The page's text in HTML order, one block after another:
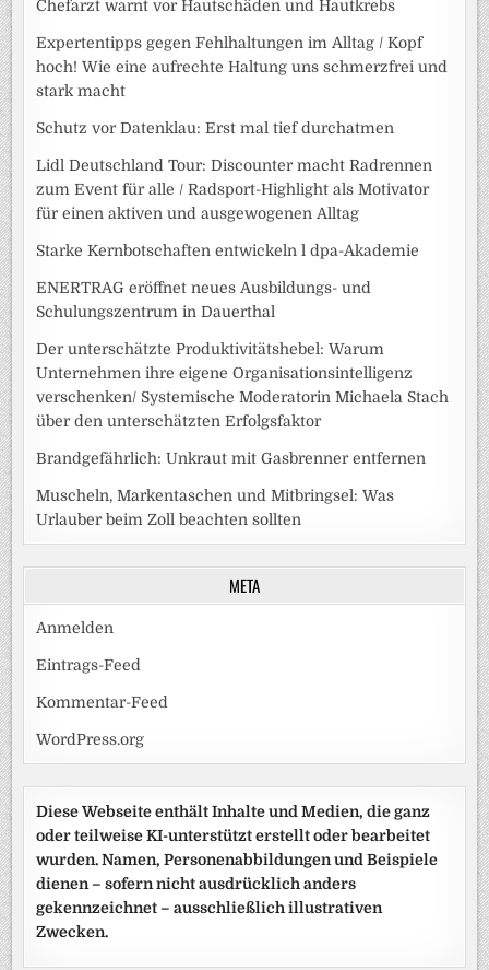
Chefarzt warnt vor Hautschäden und Hautkrebs
Expertentipps gegen Fehlhaltungen im Alltag / Kopf
hoch! Wie eine aufrechte Haltung uns schmerzfrei und
stark macht
Schutz vor Datenklau: Erst mal tief durchatmen
Lidl Deutschland Tour: Discounter macht Radrennen
zum Event für alle / Radsport-Highlight als Motivator
für einen aktiven und ausgewogenen Alltag
Starke Kernbotschaften entwickeln l dpa-Akademie
ENERTRAG eröffnet neues Ausbildungs- und
Schulungszentrum in Dauerthal
Der unterschätzte Produktivitätshebel: Warum
Unternehmen ihre eigene Organisationsintelligenz
verschenken/ Systemische Moderatorin Michaela Stach
über den unterschätzten Erfolgsfaktor
Brandgefährlich: Unkraut mit Gasbrenner entfernen
Muscheln, Markentaschen und Mitbringsel: Was
Urlauber beim Zoll beachten sollten
META
Anmelden
Eintrags-Feed
Kommentar-Feed
WordPress.org
Diese Webseite enthält Inhalte und Medien, die ganz
oder teilweise KI-unterstützt erstellt oder bearbeitet
wurden. Namen, Personenabbildungen und Beispiele
dienen – sofern nicht ausdrücklich anders
gekennzeichnet – ausschließlich illustrativen
Zwecken.